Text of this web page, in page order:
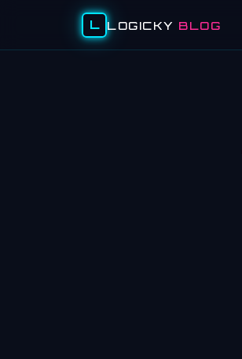
L LOGICKY BLOG